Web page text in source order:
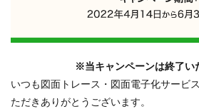
※当キャンペーンは終了い
いつも図面トレース・図面電子化サービ
ただきありがとうございます。